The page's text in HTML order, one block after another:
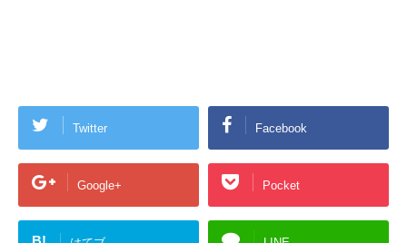
Twitter Facebook
Google+ Pocket